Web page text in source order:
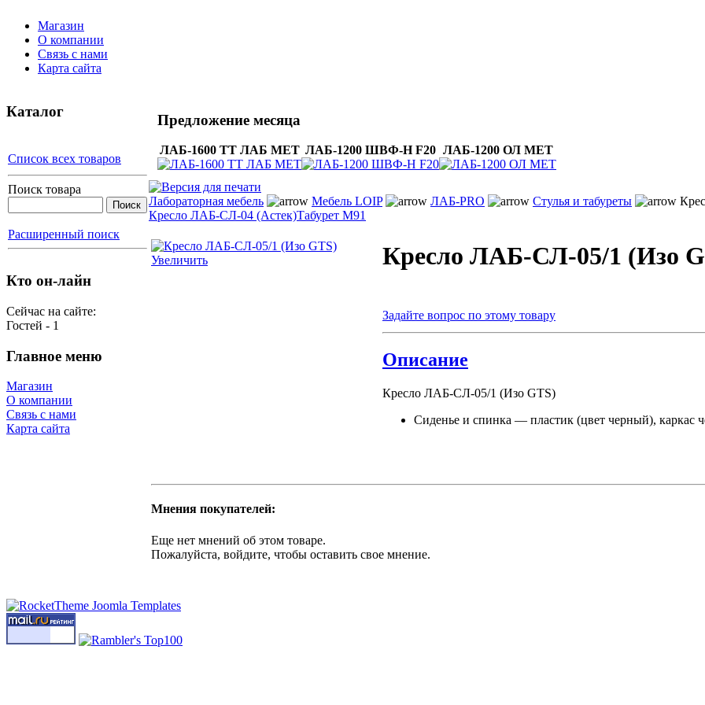
Магазин
О компании
Связь с нами
Карта сайта
Каталог
Список всех товаров
Поиск товара
Расширенный поиск
Кто он-лайн
Сейчас на сайте:
Гостей - 1
Главное меню
Магазин
О компании
Связь с нами
Карта сайта
Предложение месяца
ЛАБ-1600 ТТ ЛАБ МЕТ ЛАБ-1200 ШВФ-Н F20 ЛАБ-1200 ОЛ МЕТ
Лабораторная мебель Мебель LOIP ЛАБ-PRO Стулья и табуреты
Кресло ЛАБ-СЛ-04 (Астек)Табурет М91
Увеличить Кресло ЛАБ-СЛ-05/1 (Изо
Задайте вопрос по этому товару
Описание
Кресло ЛАБ-СЛ-05/1 (Изо GTS)
Сиденье и спинка — пластик (цвет черный), каркас
Мнения покупателей:
Еще нет мнений об этом товаре.
Пожалуйста, войдите, чтобы оставить свое мнение.